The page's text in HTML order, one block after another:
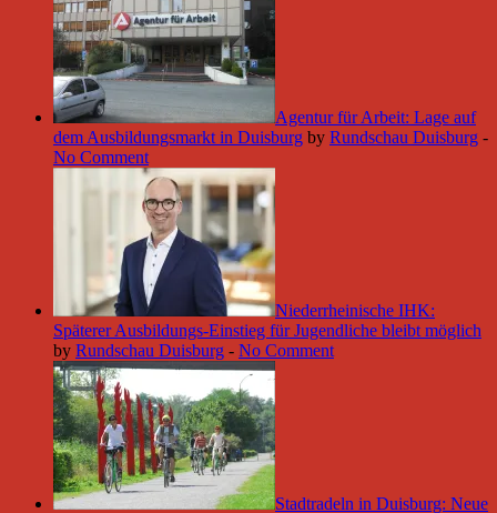
Agentur für Arbeit: Lage auf
dem Ausbildungsmarkt in Duisburg by Rundschau Duisburg -
No Comment
Niederrheinische IHK:
Späterer Ausbildungs-Einstieg für Jugendliche bleibt möglich
by Rundschau Duisburg - No Comment
Stadtradeln in Duisburg: Neue